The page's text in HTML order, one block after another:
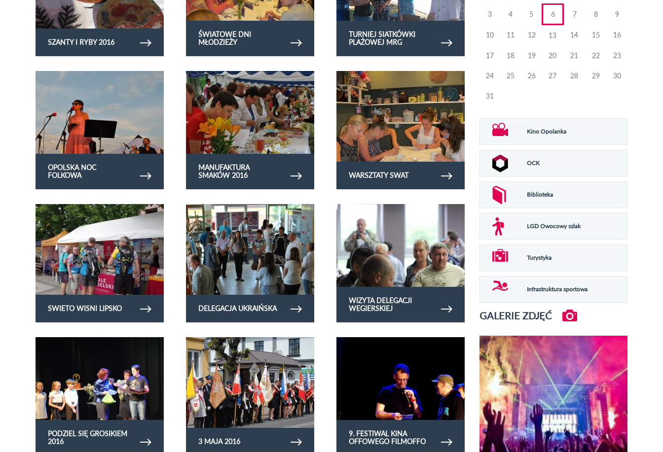
SZANTY I RYBY 2016
ŚWIATOWE DNI
MŁODZIEŻY
TURNIEJ SIATKÓWKI
PLAŻOWEJ MRG
OPOLSKA NOC
FOLKOWA
Obejrzyj galerię zdjęć Opolska Noc Folkowa
MANUFAKTURA
SMAKÓW 2016
Obejrzyj galerię zdjęć Manufaktura Smaków
2016
WARSZTATY SWAT
Obejrzyj galerię zdjęć Warsztaty SWAT
SWIETO WISNI LIPSKO
Obejrzyj galerię zdjęć swieto wisni Lipsko
DELEGACJA UKRAIŃSKA
Obejrzyj galerię zdjęć delegacja ukraińska
WIZYTA DELEGACJI
WEGIERSKIEJ
Obejrzyj galerię zdjęć wizyta delegacji wegierskiej
PODZIEL SIĘ GROSIKIEM
2016
3 MAJA 2016
Obejrzyj galerię zdjęć 3 maja 2016
9. FESTIWAL KINA
OFFOWEGO FILMOFFO
3 4 5 6 7 8 9
10 11 12 13 14 15 16
17 18 19 20 21 22 23
24 25 26 27 28 29 30
31
Kino Opolanka
OCK
Biblioteka
LGD Owocowy szlak
Turystyka
Infrastruktura sportowa
GALERIE ZDJĘĆ